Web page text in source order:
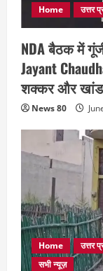
Home उत्तर
NDA बैठक में
Jayant
शक्कर और खांड
News 80
Home उत्तर
सभी न्यूज़